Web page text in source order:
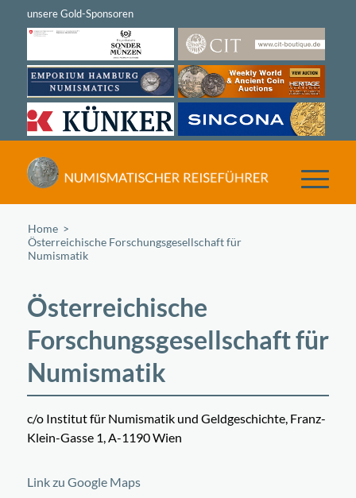
Home
Österreichische Forschungsgesellschaft für
Numismatik
Österreichische
Forschungsgesellschaft für
Numismatik
c/o Institut für Numismatik und Geldgeschichte, Franz-
Klein-Gasse 1, A-1190 Wien
+
Link zu Google Maps